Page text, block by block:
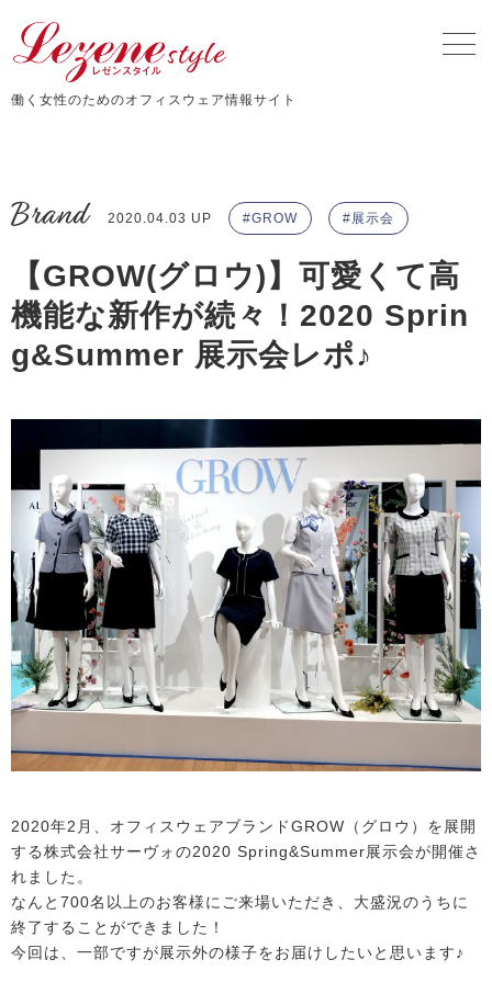
働く女性のためのオフィスウェア情報サイト
Brand 2020.04.03 UP GROW 展示会
【GROW(グロウ)】可愛くて高
機能な新作が続々！2020 Sprin
g&Summer 展示会レポ♪
2020年2月、オフィスウェアブランドGROW（グロウ）を展開
する株式会社サーヴォの2020 Spring&Summer展示会が開催さ
れました。
なんと700名以上のお客様にご来場いただき、大盛況のうちに
終了することができました！
今回は、一部ですが展示外の様子をお届けしたいと思います♪